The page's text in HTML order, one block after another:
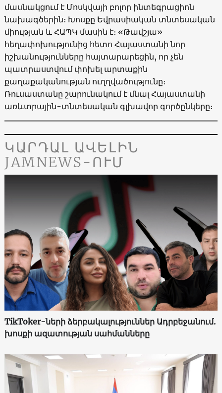
մասնակցում է Մոսկվայի բոլոր ինտեգրացիոն
նախագծերին։ Խոսքը Եվրասիական տնտեսական
միության և ՀԱՊԿ մասին է։ «Թավշյա»
հեղափոխությունից հետո Հայաստանի նոր
իշխանությունները հայտարարեցին, որ չեն
պատրաստվում փոխել արտաքին
քաղաքականության ուղղվածությունը։
Ռուսաստանը շարունակում է մնալ Հայաստանի
առևտրային-տնտեսական գլխավոր գործընկերը։
ԿԱՐԴԱԼ ԱՎԵԼԻՆ
JAMNEWS-ՈՒՄ
TikToker-ների ձերբակալություններ Ադրբեջանում.
խոսքի ազատության սահմանները